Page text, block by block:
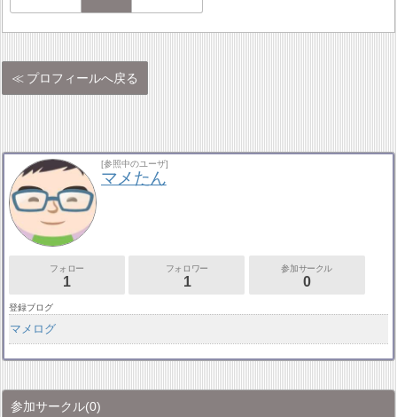
プロフィールへ戻る
[参照中のユーザ]
マメたん
フォロー
1
フォロワー
1
参加サークル
0
登録ブログ
マメログ
参加サークル(0)